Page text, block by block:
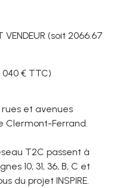
VENDEUR (soit 2066.67
040 € TTC)
et avenues
Clermont-Ferrand.
T2C passent à
10, 31, 36, B, C et
du projet INSPIRE.